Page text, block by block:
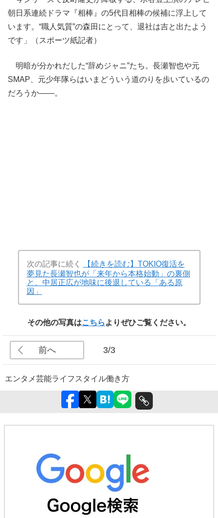
朝日系連続ドラマ『相棒』の5代目相棒の候補に浮上して
います。“職人気質”の森田にとって、退社は吉と出たよう
です」（スポーツ紙記者）
明暗が分かれだした“辞めジャニ”たち。長瀬智也や元
SMAP、元少年隊らはいまどういう道のりを歩いているの
だろうか――。
次の記事に続く
【続きを読む】TOKIO復活を
夢見た長瀬智也が「来年から本格始動」の裏側
と、中居正広が地味に後退している「ある原
因」
その他の写真はこちら よりぜひご覧ください。
前へ 3/3
エンタメ芸能ライフスタイル働き方